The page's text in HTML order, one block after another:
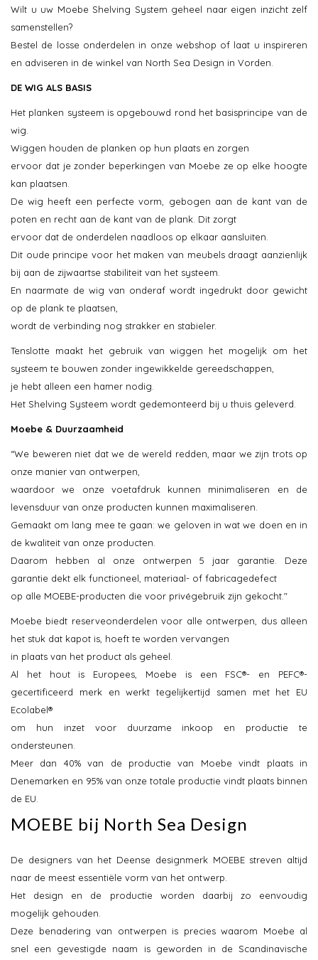
Wilt u uw Moebe Shelving System geheel naar eigen inzicht zelf
samenstellen?
Bestel de losse onderdelen in onze webshop of laat u inspireren
en adviseren in de winkel van North Sea Design in Vorden.
DE WIG ALS BASIS
Het planken systeem is opgebouwd rond het basisprincipe van de
wig.
Wiggen houden de planken op hun plaats en zorgen
ervoor dat je zonder beperkingen van Moebe ze op elke hoogte
kan plaatsen.
De wig heeft een perfecte vorm, gebogen aan de kant van de
poten en recht aan de kant van de plank. Dit zorgt
ervoor dat de onderdelen naadloos op elkaar aansluiten.
Dit oude principe voor het maken van meubels draagt ​​aanzienlijk
bij aan de zijwaartse stabiliteit van het systeem.
En naarmate de wig van onderaf wordt ingedrukt door gewicht
op de plank te plaatsen,
wordt de verbinding nog strakker en stabieler.
Tenslotte maakt het gebruik van wiggen het mogelijk om het
systeem te bouwen zonder ingewikkelde gereedschappen,
je hebt alleen een hamer nodig.
Het Shelving Systeem wordt gedemonteerd bij u thuis geleverd.
Moebe & Duurzaamheid
“We beweren niet dat we de wereld redden, maar we zijn trots op
onze manier van ontwerpen,
waardoor we onze voetafdruk kunnen minimaliseren en de
levensduur van onze producten kunnen maximaliseren.
Gemaakt om lang mee te gaan: we geloven in wat we doen en in
de kwaliteit van onze producten.
Daarom hebben al onze ontwerpen 5 jaar garantie. Deze
garantie dekt elk functioneel, materiaal- of fabricagedefect
op alle MOEBE-producten die voor privégebruik zijn gekocht."
Moebe biedt reserveonderdelen voor alle ontwerpen, dus alleen
het stuk dat kapot is, hoeft te worden vervangen
in plaats van het product als geheel.
Al het hout is Europees, Moebe is een FSC®- en PEFC®-
gecertificeerd merk en werkt tegelijkertijd samen met het EU
Ecolabel®
om hun inzet voor duurzame inkoop en productie te
ondersteunen.
Meer dan 40% van de productie van Moebe vindt plaats in
Denemarken en 95% van onze totale productie vindt plaats binnen
de EU.
MOEBE bij North Sea Design
De designers van het Deense designmerk MOEBE streven altijd
naar de meest essentiële vorm van het ontwerp.
Het design en de productie worden daarbij zo eenvoudig
mogelijk gehouden.
Deze benadering van ontwerpen is precies waarom Moebe al
snel een gevestigde naam is geworden in de Scandinavische